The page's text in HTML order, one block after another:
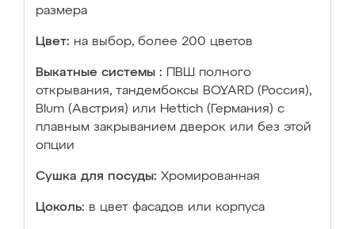
размера
Цвет: на выбор, более 200 цветов
Выкатные системы :
ПВШ полного
открывания, тандембоксы BOYARD (Россия),
Blum (Австрия) или Hettich (Германия) с
плавным закрыванием дверок или без этой
опции
Сушка для посуды: Хромированная
Цоколь: в цвет фасадов или корпуса